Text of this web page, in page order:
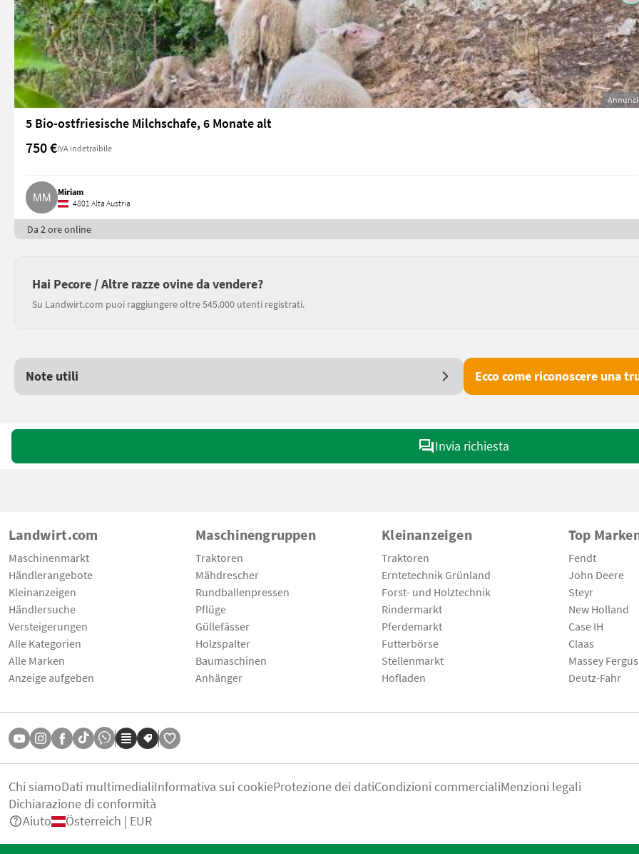
5 Bio-ostfriesische Milchschafe, 6 Monate alt
750 €IVA indetraibile
Miriam
4801 Alta Austria
Da 2 ore online
Hai Pecore / Altre razze ovine da vendere?
Su Landwirt.com puoi raggiungere oltre 545.000 utenti registrati.
Note utili Ecco come riconoscere una
Invia richiesta
Landwirt.com
Maschinenmarkt
Händlerangebote
Kleinanzeigen
Händlersuche
Versteigerungen
Alle Kategorien
Alle Marken
Anzeige aufgeben
Maschinengruppen
Traktoren
Mähdrescher
Rundballenpressen
Pflüge
Güllefässer
Holzspalter
Baumaschinen
Anhänger
Kleinanzeigen
Traktoren
Erntetechnik Grünland
Forst- und Holztechnik
Rindermarkt
Pferdemarkt
Futterbörse
Stellenmarkt
Hofladen
Top
Fendt
John Deere
Steyr
New Holland
Case IH
Claas
Massey
Deutz-Fahr
Chi siamoDati multimedialiInformativa sui cookieProtezione dei datiCondizioni commercialiMenzioni legali
Dichiarazione di conformità
Aiuto
Österreich | EUR